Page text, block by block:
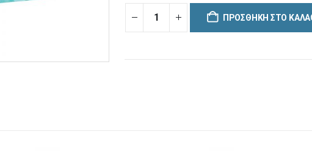
ΠΡΟΣΘΉΚΗ ΣΤΟ